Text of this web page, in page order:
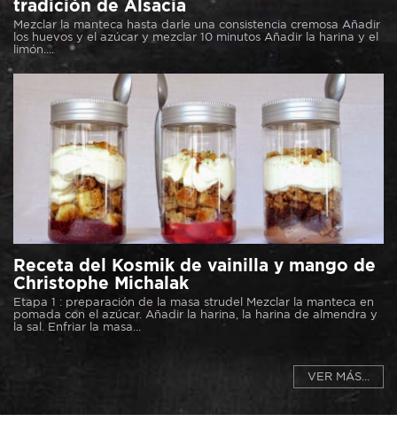
tradición de Alsacia
Mezclar la manteca hasta darle una consistencia cremosa Añadir
los huevos y el azúcar y mezclar 10 minutos Añadir la harina y el
limón....
Receta del Kosmik de vainilla y mango de
Christophe Michalak
Etapa 1 : preparación de la masa strudel Mezclar la manteca en
pomada con el azúcar. Añadir la harina, la harina de almendra y
la sal. Enfriar la masa...
VER MÁS...